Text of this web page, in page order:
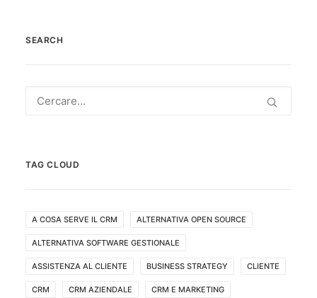
SEARCH
TAG CLOUD
A COSA SERVE IL CRM ALTERNATIVA OPEN SOURCE
ALTERNATIVA SOFTWARE GESTIONALE
ASSISTENZA AL CLIENTE BUSINESS STRATEGY CLIENTE
CRM CRM AZIENDALE CRM E MARKETING